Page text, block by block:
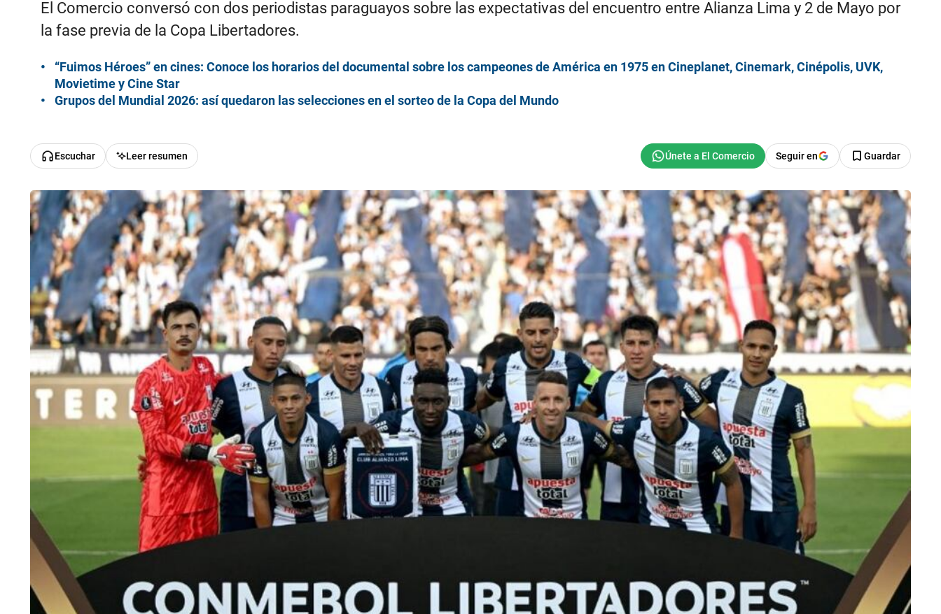
El Comercio conversó con dos periodistas paraguayos sobre las expectativas del encuentro entre Alianza Lima y 2 de Mayo por
la fase previa de la Copa Libertadores.
“Fuimos Héroes” en cines: Conoce los horarios del documental sobre los campeones de América en 1975 en Cineplanet, Cinemark, Cinépolis, UVK,
Movietime y Cine Star
Grupos del Mundial 2026: así quedaron las selecciones en el sorteo de la Copa del Mundo
Escuchar Leer resumen Seguir en Guardar